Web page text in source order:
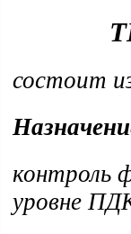
состоит
контроль
уровне